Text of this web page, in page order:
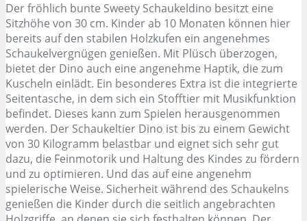
Der fröhlich bunte Sweety Schaukeldino besitzt eine
Sitzhöhe von 30 cm. Kinder ab 10 Monaten können hier
bereits auf den stabilen Holzkufen ein angenehmes
Schaukelvergnügen genießen. Mit Plüsch überzogen,
bietet der Dino auch eine angenehme Haptik, die zum
Kuscheln einlädt. Ein besonderes Extra ist die integrierte
Seitentasche, in dem sich ein Stofftier mit Musikfunktion
befindet. Dieses kann zum Spielen herausgenommen
werden. Der Schaukeltier Dino ist bis zu einem Gewicht
von 30 Kilogramm belastbar und eignet sich sehr gut
dazu, die Feinmotorik und Haltung des Kindes zu fördern
und zu optimieren. Und das auf eine angenehm
spielerische Weise. Sicherheit während des Schaukelns
genießen die Kinder durch die seitlich angebrachten